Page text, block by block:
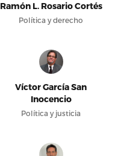
Ramón L. Rosario Cortés
Política y derecho
Víctor García San
Inocencio
Política y justicia